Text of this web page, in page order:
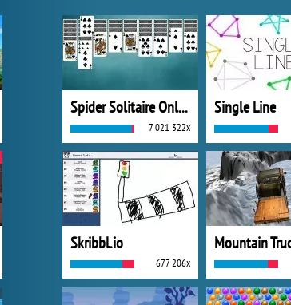
Spider Solitaire Online
7 021 322x
Single Line
Skribbl.io
677 206x